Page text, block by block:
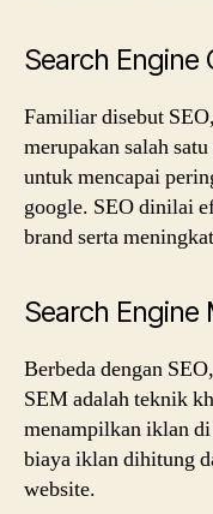
Search Engine
Familiar disebut
merupakan salah
untuk mencapai
google. SEO dinilai
brand serta
Search Engine
Berbeda dengan
SEM adalah teknik
menampilkan iklan
biaya iklan dihitung
website.